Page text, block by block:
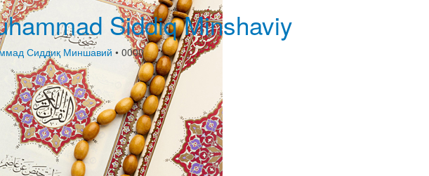
Siddiq Minshaviy
Сиддиқ Миншавий • 0000